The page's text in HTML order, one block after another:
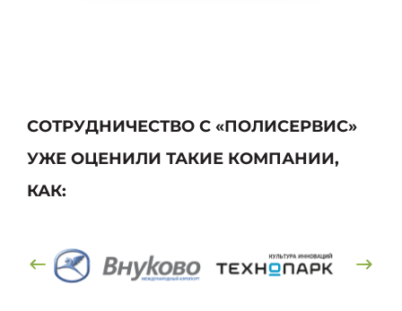
СОТРУДНИЧЕСТВО С «ПОЛИСЕРВИС»
УЖЕ ОЦЕНИЛИ ТАКИЕ КОМПАНИИ,
КАК: